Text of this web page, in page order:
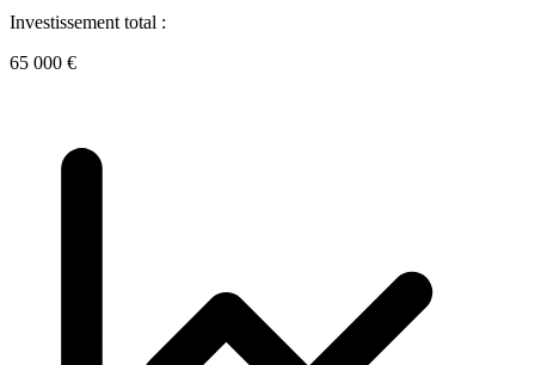
Investissement total :
65 000 €